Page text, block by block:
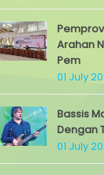
Arahan
Pem
01 July
Bassis
Dengan
01 July